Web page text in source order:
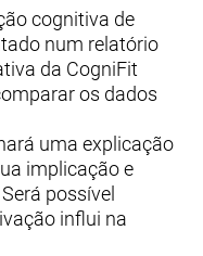
cognitiva de
num relatório
da CogniFit
os dados
uma explicação
implicação e
possível
influi na